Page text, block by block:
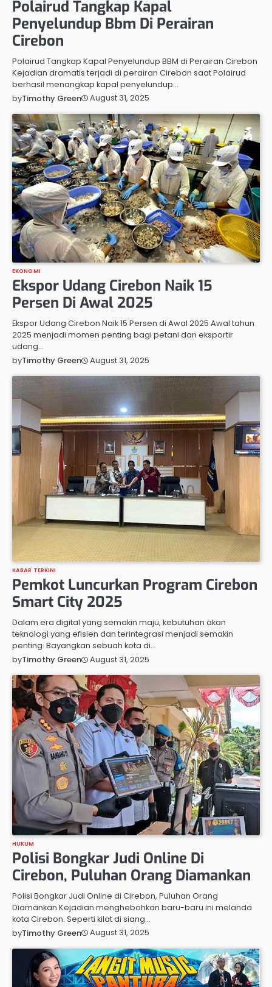
Polairud Tangkap Kapal
Penyelundup Bbm Di Perairan
Cirebon
Polairud Tangkap Kapal Penyelundup BBM di Perairan Cirebon
Kejadian dramatis terjadi di perairan Cirebon saat Polairud
berhasil menangkap kapal penyelundup…
byTimothy Green August 31, 2025
EKONOMI
Ekspor Udang Cirebon Naik 15
Persen Di Awal 2025
Ekspor Udang Cirebon Naik 15 Persen di Awal 2025 Awal tahun
2025 menjadi momen penting bagi petani dan eksportir
udang…
byTimothy Green August 31, 2025
KABAR TERKINI
Pemkot Luncurkan Program Cirebon
Smart City 2025
Dalam era digital yang semakin maju, kebutuhan akan
teknologi yang efisien dan terintegrasi menjadi semakin
penting. Bayangkan sebuah kota di…
byTimothy Green August 31, 2025
HUKUM
Polisi Bongkar Judi Online Di
Cirebon, Puluhan Orang Diamankan
Polisi Bongkar Judi Online di Cirebon, Puluhan Orang
Diamankan Kejadian menghebohkan baru-baru ini melanda
kota Cirebon. Seperti kilat di siang…
byTimothy Green August 31, 2025